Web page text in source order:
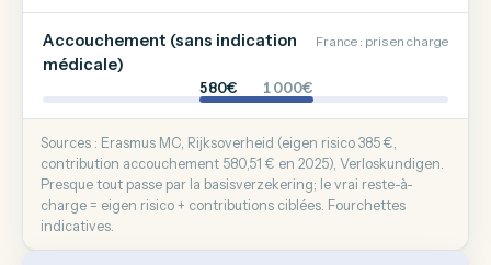
Accouchement (sans indication
médicale)
France : pris en charge
580€ 1 000€
Sources : Erasmus MC, Rijksoverheid (eigen risico 385 €,
contribution accouchement 580,51 € en 2025), Verloskundigen.
Presque tout passe par la basisverzekering; le vrai reste-à-
charge = eigen risico + contributions ciblées. Fourchettes
indicatives.